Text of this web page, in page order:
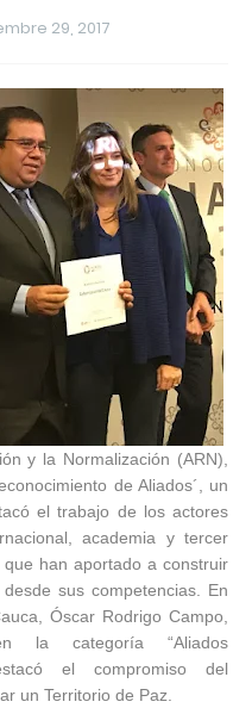
29, 2017
y la Normalización (ARN),
de Aliados´, un
el trabajo de los actores
academia y tercer
han aportado a construir
sus competencias. En
Óscar Rodrigo Campo,
la categoría “Aliados
el compromiso del
un Territorio de Paz.